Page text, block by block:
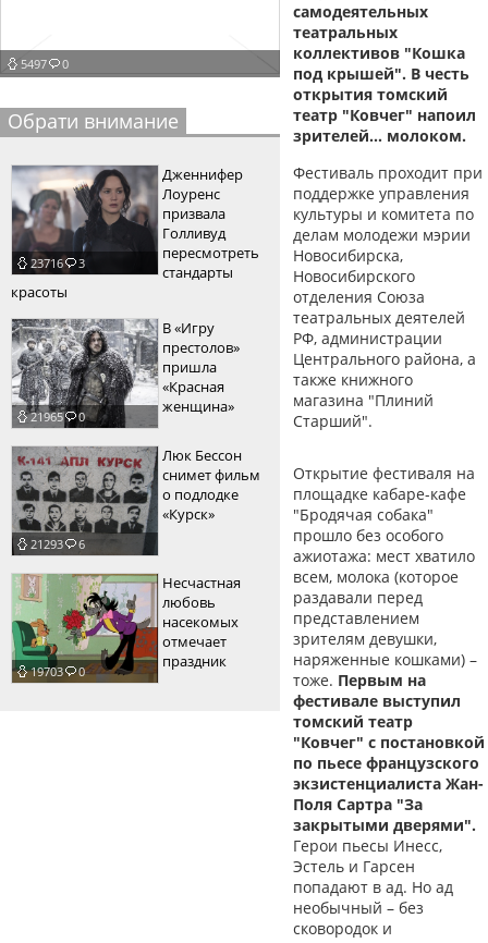
пїЅпїЅпїЅпїЅпїЅпїЅпїЅпїЅпїЅпїЅпїЅ
пїЅпїЅпїЅ
пїЅпїЅпїЅ пїЅпїЅпїЅпїЅпїЅ
пїЅпїЅпїЅ пїЅпїЅпїЅпїЅпїЅпїЅ
пїЅпїЅпїЅпїЅпїЅ
пїЅпїЅпїЅпїЅпїЅпїЅпїЅпїЅпїЅпїЅ
пїЅпїЅпїЅпїЅпїЅпїЅпїЅпїЅпїЅпїЅ
5497 0
Обрати внимание
23716 3
Дженнифер
Лоуренс
призвала
Голливуд
пересмотреть
стандарты
красоты
21965 0
В «Игру
престолов»
пришла
«Красная
женщина»
21293 6
Люк Бессон
снимет фильм
о подлодке
«Курск»
19703 0
Несчастная
любовь
насекомых
отмечает
праздник
самодеятельных
театральных
коллективов "Кошка
под крышей". В честь
открытия томский
театр "Ковчег" напоил
зрителей… молоком.
Фестиваль проходит при
поддержке управления
культуры и комитета по
делам молодежи мэрии
Новосибирска,
Новосибирского
отделения Союза
театральных деятелей
РФ, администрации
Центрального района, а
также книжного
магазина "Плиний
Старший".
Открытие фестиваля на
площадке кабаре-кафе
"Бродячая собака"
прошло без особого
ажиотажа: мест хватило
всем, молока (которое
раздавали перед
представлением
зрителям девушки,
наряженные кошками) –
тоже. Первым на
фестивале выступил
томский театр
"Ковчег" с постановкой
по пьесе французского
экзистенциалиста Жан-
Поля Сартра "За
закрытыми дверями".
Герои пьесы Инесс,
Эстель и Гарсен
попадают в ад. Но ад
необычный – без
сковородок и